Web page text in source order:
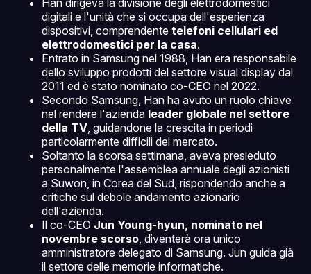
digitali e l'unità che si occupa dell'esperienza
dispositivi, comprendente telefoni cellulari ed
elettrodomestici per la casa.
Entrato in Samsung nel 1988, Han era responsabile
dello sviluppo prodotti del settore visual display dal
2011 ed è stato nominato co-CEO nel 2022.
Secondo Samsung, Han ha avuto un ruolo chiave
nel rendere l'azienda leader globale nel settore
della TV , guidandone la crescita in periodi
particolarmente difficili del mercato.
Soltanto la scorsa settimana, aveva presieduto
personalmente l'assemblea annuale degli azionisti
a Suwon, in Corea del Sud, rispondendo anche a
critiche sul debole andamento azionario
dell'azienda.
Il co-CEO Jun Young-hyun, nominato nel
novembre scorso , diventerà ora unico
amministratore delegato di Samsung. Jun guida già
il settore delle memorie informatiche.